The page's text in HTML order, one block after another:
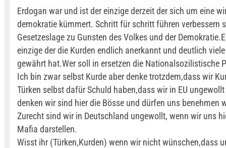
Erdogan war und ist der einzige derzeit der sich um eine
demokratie kümmert. Schritt für schritt führen verbessern
Gesetzeslage zu Gunsten des Volkes und der
einzige der die Kurden endlich anerkannt und deutlich
gewährt hat.Wer soll in ersetzen die Nationalsozilistische
Ich bin zwar selbst Kurde aber denke trotzdem,dass wir
Türken selbst dafür Schuld haben,dass wir in EU
denken wir sind hier die Bösse und dürfen uns benehmen
Zurecht sind wir in Deutschland ungewollt, wenn wir uns
Mafia darstellen.
Wisst ihr (Türken,Kurden) wenn wir nicht wünschen,dass